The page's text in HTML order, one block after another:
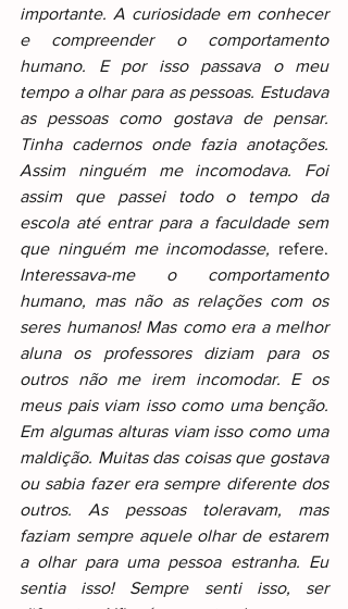
importante. A curiosidade em conhecer
e compreender o comportamento
humano. E por isso passava o meu
tempo a olhar para as pessoas. Estudava
as pessoas como gostava de pensar.
Tinha cadernos onde fazia anotações.
Assim ninguém me incomodava. Foi
assim que passei todo o tempo da
escola até entrar para a faculdade sem
que ninguém me incomodasse,
Interessava-me o comportamento
humano, mas não as relações com os
seres humanos! Mas como era a melhor
aluna os professores diziam para os
outros não me irem incomodar. E os
meus pais viam isso como uma benção.
Em algumas alturas viam isso como uma
maldição. Muitas das coisas que gostava
ou sabia fazer era sempre diferente dos
outros. As pessoas toleravam, mas
faziam sempre aquele olhar de estarem
a olhar para uma pessoa estranha. Eu
sentia isso! Sempre senti isso, ser